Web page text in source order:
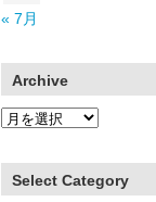
« 7月
Archive
Archive
Select Category